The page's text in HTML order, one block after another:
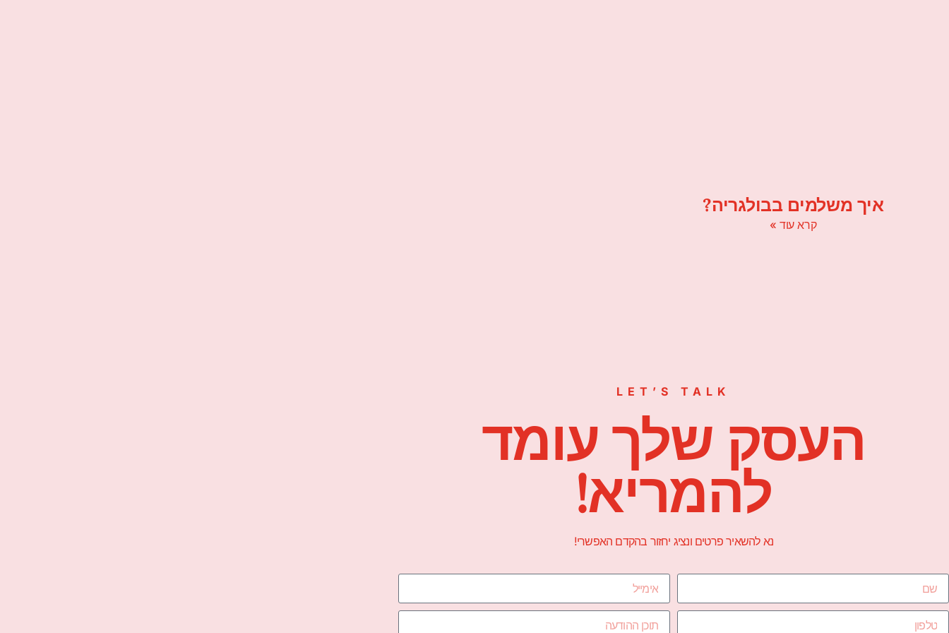
איך משלמים בבולגריה?
קרא עוד »
LET’S TALK
העסק שלך עומד
להמריא!
נא להשאיר פרטים ונציג יחזור בהקדם האפשרי!